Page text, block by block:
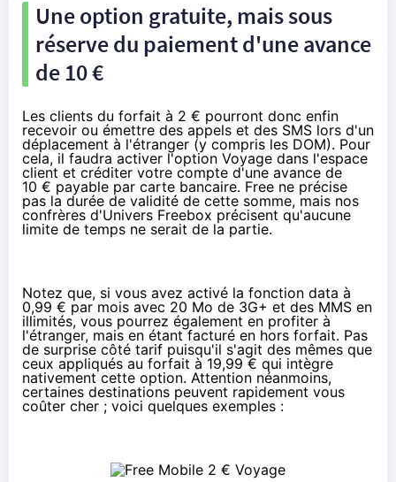
Une option gratuite, mais sous
réserve du paiement d'une avance
de 10 €
Les clients du forfait à 2 € pourront donc enfin
recevoir ou émettre des appels et des SMS lors d'un
déplacement à l'étranger (y compris les DOM). Pour
cela, il faudra activer l'option Voyage dans l'espace
client et créditer votre compte d'une avance de
10 € payable par carte bancaire. Free ne précise
pas la durée de validité de cette somme, mais nos
confrères d'Univers Freebox précisent qu'aucune
limite de temps ne serait de la partie.
Notez que, si vous avez activé la fonction data à
0,99 € par mois avec 20 Mo de 3G+ et des MMS en
illimités, vous pourrez également en profiter à
l'étranger, mais en étant facturé en hors forfait. Pas
de surprise côté tarif puisqu'il s'agit des mêmes que
ceux appliqués au forfait à 19,99 € qui intègre
nativement cette option. Attention néanmoins,
certaines destinations peuvent rapidement vous
coûter cher ; voici quelques exemples :